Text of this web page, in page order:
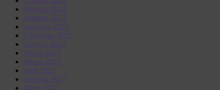
Январь 2024
Ноябрь 2023
Октябрь 2023
Сентябрь 2023
Август 2023
Июль 2023
Июнь 2023
Май 2023
Апрель 2023
Март 2023